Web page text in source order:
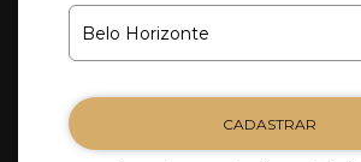
CADASTRAR